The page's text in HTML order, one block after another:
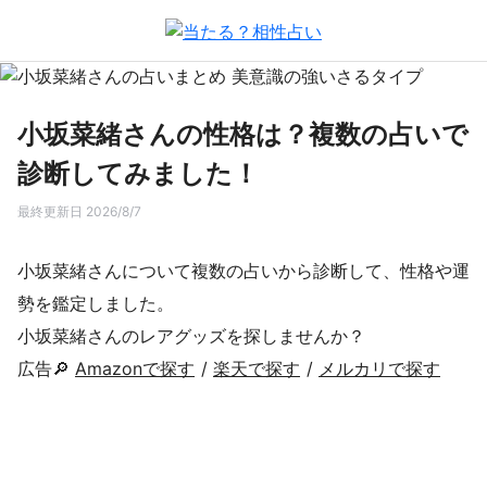
小坂菜緒さんの性格は？複数の占いで
診断してみました！
最終更新日 2026/8/7
小坂菜緒さんについて複数の占いから診断して、性格や運
勢を鑑定しました。
小坂菜緒さんのレアグッズを探しませんか？
広告🔎 Amazonで探す / 楽天で探す / メルカリで探す